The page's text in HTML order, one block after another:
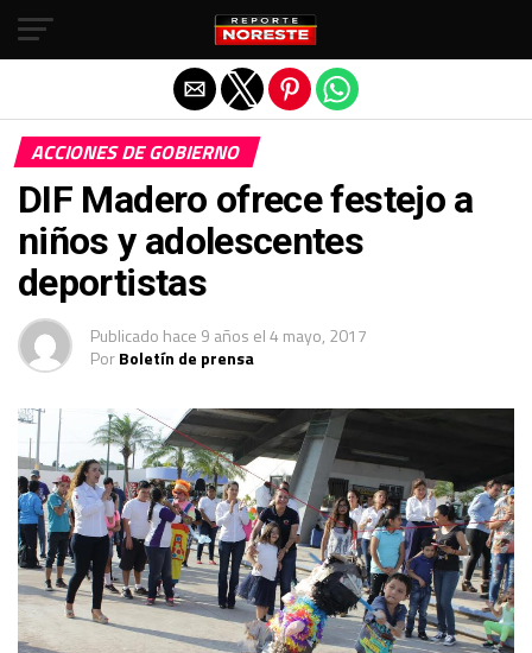
ACCIONES DE GOBIERNO
DIF Madero ofrece festejo a
niños y adolescentes
deportistas
Publicado hace 9 años el4 mayo, 2017
PorBoletín de prensa
Salir de la versión móvil